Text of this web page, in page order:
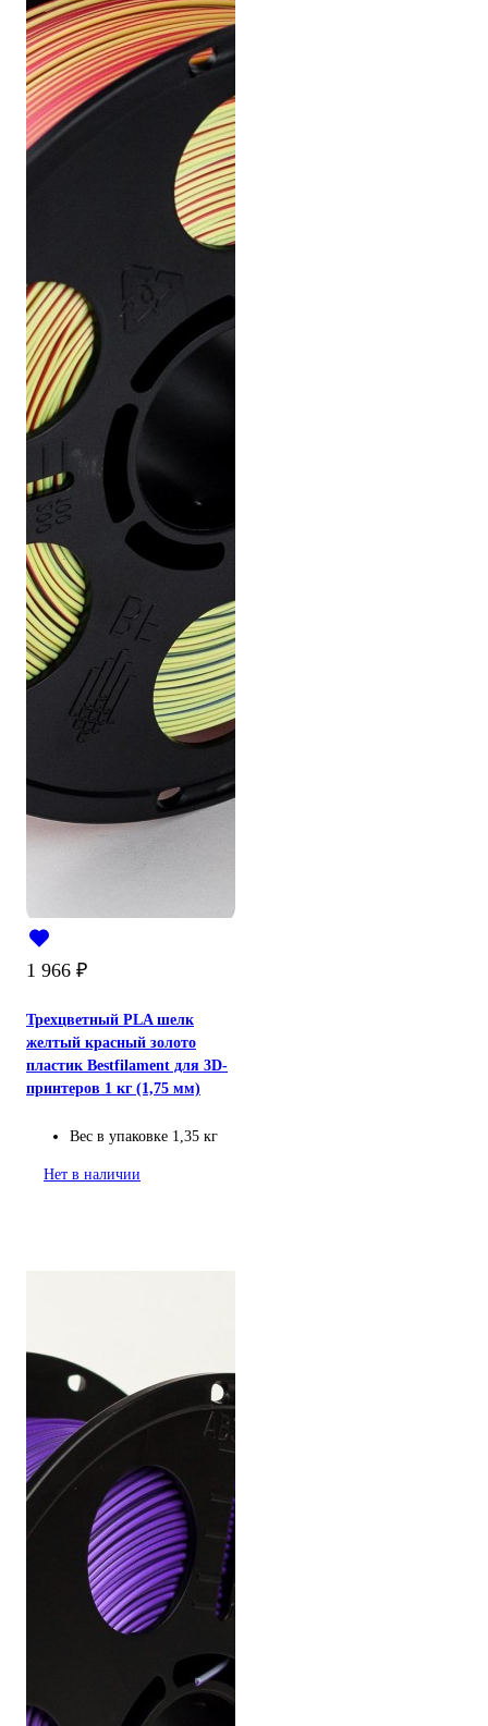
1 966 ₽
Трехцветный PLA шелк
желтый красный золото
пластик Bestfilament для 3D-
принтеров 1 кг (1,75 мм)
Вес в упаковке 1,35 кг
Нет в наличии